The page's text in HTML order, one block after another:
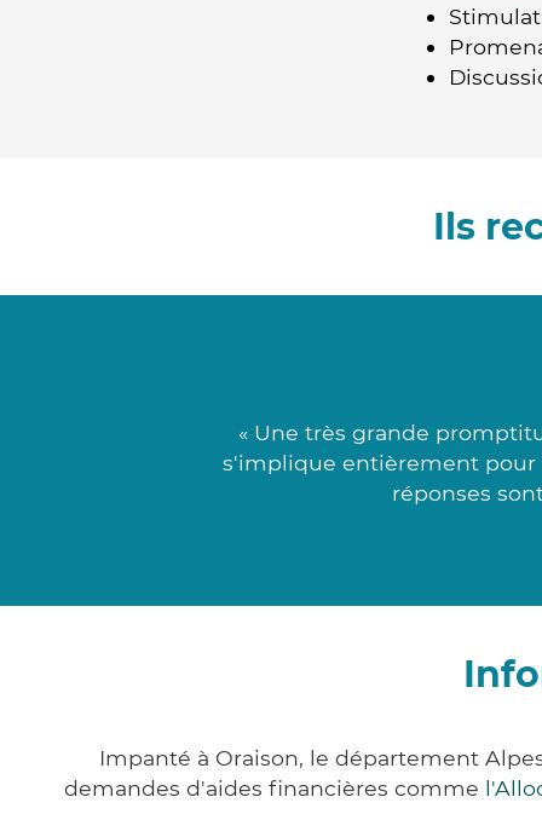
Ils
« Une très grande
s'implique entièrement pour
réponses
Impanté à Oraison, le département
demandes d'aides financières comme